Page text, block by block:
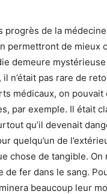
de la
permettront de mieux
demeure
n’était pas rare de
médicaux, on
par exemple. Il était
qu’il devenait
quelqu’un de
chose de tangible.
de fer dans le sang.
beaucoup leur